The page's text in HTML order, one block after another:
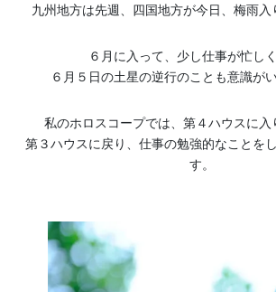
九州地方は先週、四国地方が今日、梅雨入
６月に入って、少し仕事が忙し
６月５日の土星の逆行のことも意識が
私のホロスコープでは、第４ハウスに入
第３ハウスに戻り、仕事の勉強的なことを
す。